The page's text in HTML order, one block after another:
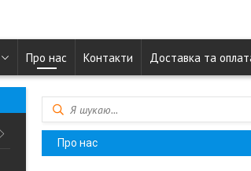
Про нас Контакти Доставка та
Про нас